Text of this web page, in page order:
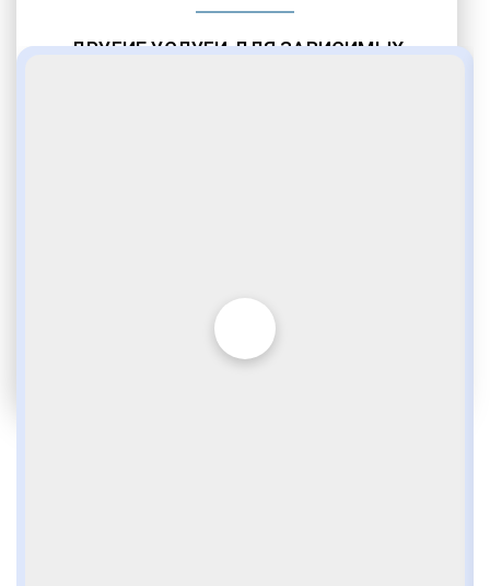
ДРУГИЕ УСЛУГИ ДЛЯ ЗАВИСИМЫХ